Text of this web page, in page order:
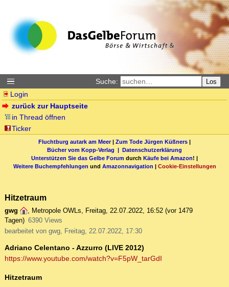
Suche: Los
Login
zurück zur Hauptseite
in Thread öffnen
Ticker
Fluchtburg autark am Meer| Zum Tode Jürgen Küßners |
Bücher vom Kopp-Verlag | Datenschutzerklärung
Unterstützen Sie das Gelbe Forum durch Käufe bei Amazon! |
Weitere Buchempfehlungen und Amazonnavigation | Cookie-Einstellungen
Hitzetraum
gwg , Metropole OWLs, Freitag, 22.07.2022, 16:52 (vor 1479
Tagen) 6390 Views
bearbeitet von gwg, Freitag, 22.07.2022, 17:30
Adriano Celentano - Azzurro (LIVE 2012)
https://www.youtube.com/watch?v=F5pW_tarGdI
Hitzetraum